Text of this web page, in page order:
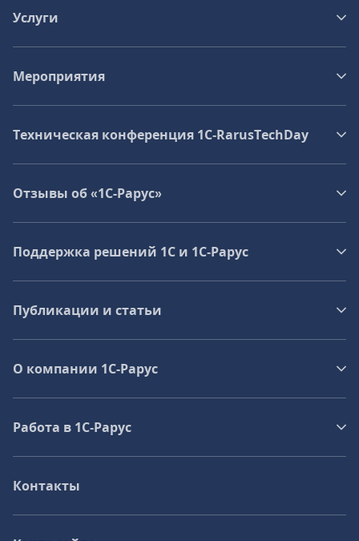
Услуги
Мероприятия
Техническая конференция 1C‑RarusTechDay
Отзывы об «1С-Рарус»
Поддержка решений 1С и 1С‑Рарус
Публикации и статьи
О компании 1C-Рарус
Работа в 1С‑Рарус
Контакты